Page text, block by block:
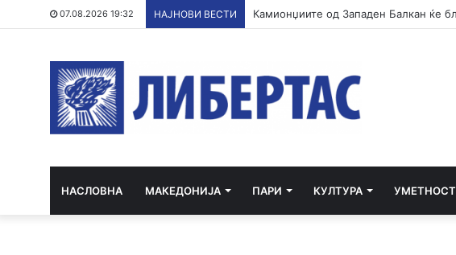
07.08.2026 19:32 НАЈНОВИ ВЕСТИ
НАСЛОВНА МАКЕДОНИЈА ПАРИ КУЛТУРА УМЕТНОСТ